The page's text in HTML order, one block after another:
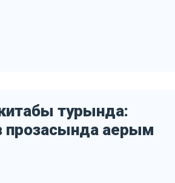
китабы турында:
прозасында аерым